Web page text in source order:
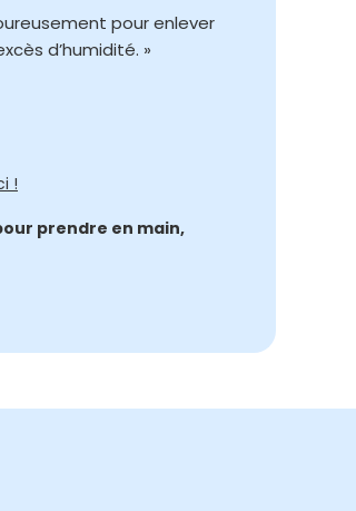
pour enlever
d’humidité. »
!
prendre en main,